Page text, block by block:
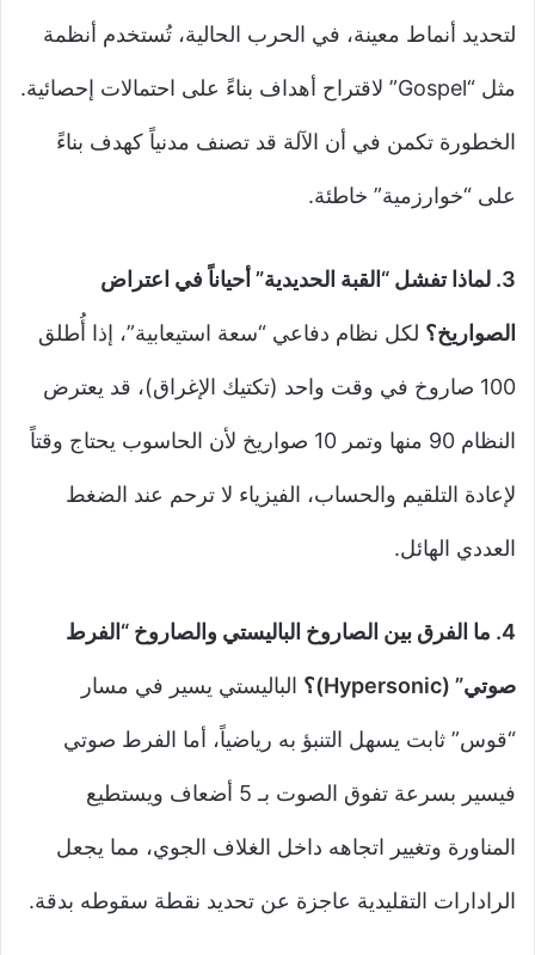
لتحديد أنماط معينة، في الحرب الحالية، تُستخدم أنظمة
مثل “Gospel” لاقتراح أهداف بناءً على احتمالات إحصائية.
الخطورة تكمن في أن الآلة قد تصنف مدنياً كهدف بناءً
على “خوارزمية” خاطئة.
3. لماذا تفشل “القبة الحديدية” أحياناً في اعتراض
الصواريخ؟ لكل نظام دفاعي “سعة استيعابية”، إذا أُطلق
100 صاروخ في وقت واحد (تكتيك الإغراق)، قد يعترض
النظام 90 منها وتمر 10 صواريخ لأن الحاسوب يحتاج وقتاً
لإعادة التلقيم والحساب، الفيزياء لا ترحم عند الضغط
العددي الهائل.
4. ما الفرق بين الصاروخ الباليستي والصاروخ “الفرط
صوتي” (Hypersonic)؟ الباليستي يسير في مسار
“قوس” ثابت يسهل التنبؤ به رياضياً، أما الفرط صوتي
فيسير بسرعة تفوق الصوت بـ 5 أضعاف ويستطيع
المناورة وتغيير اتجاهه داخل الغلاف الجوي، مما يجعل
الرادارات التقليدية عاجزة عن تحديد نقطة سقوطه بدقة.